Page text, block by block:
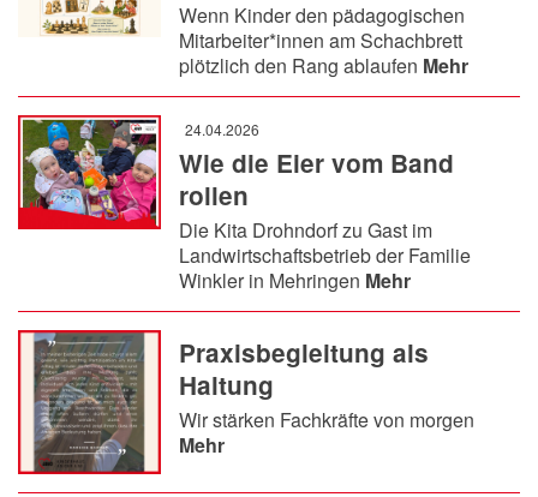
Wenn Kinder den pädagogischen
Mitarbeiter*innen am Schachbrett
plötzlich den Rang ablaufen Mehr
24.04.2026
Wie die Eier vom Band
rollen
Die Kita Drohndorf zu Gast im
Landwirtschaftsbetrieb der Familie
Winkler in Mehringen Mehr
Praxisbegleitung als
Haltung
Wir stärken Fachkräfte von morgen
Mehr